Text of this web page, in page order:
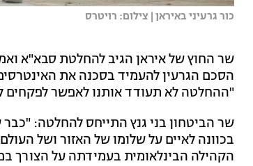
כור גרעיני באיראן | צילום: רויטרס
שר החוץ של איראן הגיב להחלטת סבא"א
הסכם הגרעין להעמיד בסכנה את
"ההחלטה לא תעודד אותנו לאפשר לפקחים
שר הביטחון בני גנץ התייחס להחלטה:
בכוונה לאיים על שלומו של האזור ושל
הקהילה הבינלאומית בעמידתה על הצורך